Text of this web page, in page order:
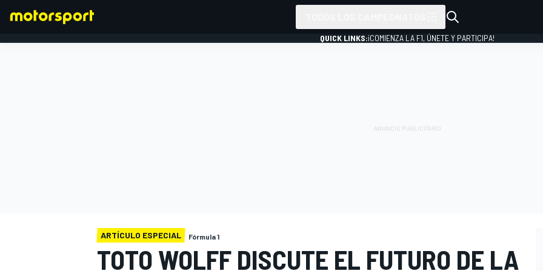
QUICK LINKS:¡COMIENZA LA F1, ÚNETE Y PARTICIPA!
ARTÍCULO ESPECIAL Fórmula 1
TOTO WOLFF DISCUTE EL FUTURO DE LA